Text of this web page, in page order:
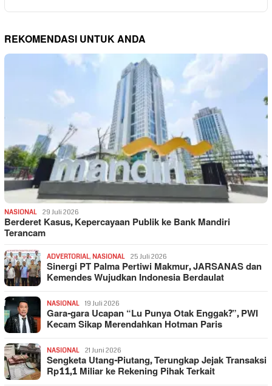
REKOMENDASI UNTUK ANDA
NASIONAL 29 Juli 2026
Berderet Kasus, Kepercayaan Publik ke Bank Mandiri
Terancam
ADVERTORIAL, NASIONAL 25 Juli 2026
Sinergi PT Palma Pertiwi Makmur, JARSANAS dan
Kemendes Wujudkan Indonesia Berdaulat
NASIONAL 19 Juli 2026
Gara-gara Ucapan “Lu Punya Otak Enggak?”, PWI
Kecam Sikap Merendahkan Hotman Paris
NASIONAL 21 Juni 2026
Sengketa Utang-Piutang, Terungkap Jejak Transaksi
Rp11,1 Miliar ke Rekening Pihak Terkait